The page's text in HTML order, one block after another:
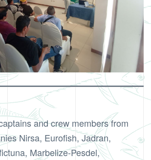
and crew members from
Nirsa, Eurofish, Jadran,
Marbelize-Pesdel,